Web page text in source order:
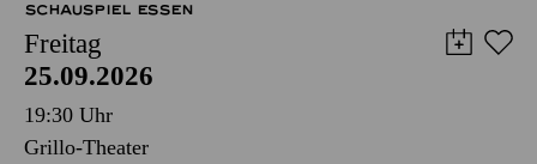
SCHAUSPIEL ESSEN
Freitag
25.09.2026
19:30 Uhr
Grillo-Theater